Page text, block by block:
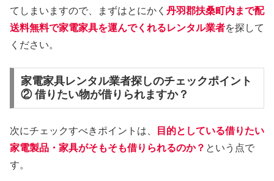
てしまいますので、まずはとにかく 丹羽郡扶桑町内まで配
送料無料で家電家具を運んでくれるレンタル業者を探して
ください。
家電家具レンタル業者探しのチェックポイント
② 借りたい物が借りられますか？
次にチェックすべきポイントは、
目的としている借りたい
家電製品・家具がそもそも借りられるのか？ という点で
す。